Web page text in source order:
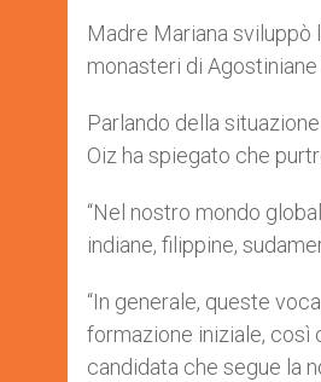
Madre Mariana sviluppò
monasteri di
Parlando della
Oiz ha spiegato che
“Nel nostro mondo
indiane, filippine,
“In generale, queste
formazione iniziale, così
candidata che segue la